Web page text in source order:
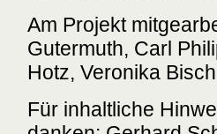
Am Projekt
Gutermuth, Carl
Hotz, Veronika
Für inhaltliche